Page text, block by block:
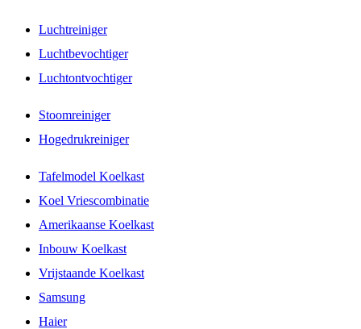
Luchtreiniger
Luchtbevochtiger
Luchtontvochtiger
Stoomreiniger
Hogedrukreiniger
Tafelmodel Koelkast
Koel Vriescombinatie
Amerikaanse Koelkast
Inbouw Koelkast
Vrijstaande Koelkast
Samsung
Haier